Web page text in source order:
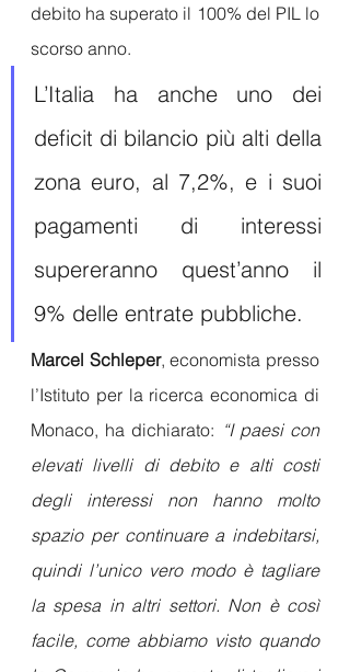
debito ha superato il 100% del PIL lo
scorso anno.
L’Italia ha anche uno dei
deficit di bilancio più alti della
zona euro, al 7,2%, e i suoi
pagamenti di interessi
supereranno quest’anno il
9% delle entrate pubbliche.
Marcel Schleper, economista presso
l’Istituto per la ricerca economica di
Monaco, ha dichiarato: “I paesi con
elevati livelli di debito e alti costi
degli interessi non hanno molto
spazio per continuare a indebitarsi,
quindi l’unico vero modo è tagliare
la spesa in altri settori. Non è così
facile, come abbiamo visto quando